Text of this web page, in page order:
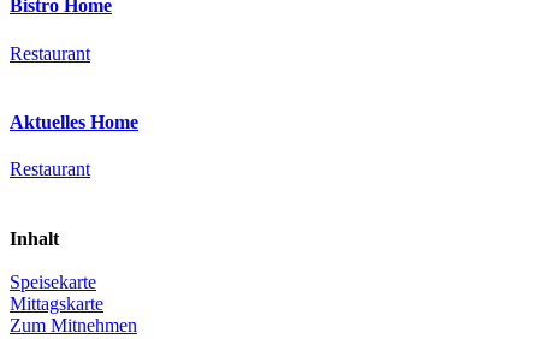
Bistro Home
Restaurant
Aktuelles Home
Restaurant
Inhalt
Speisekarte
Mittagskarte
Zum Mitnehmen